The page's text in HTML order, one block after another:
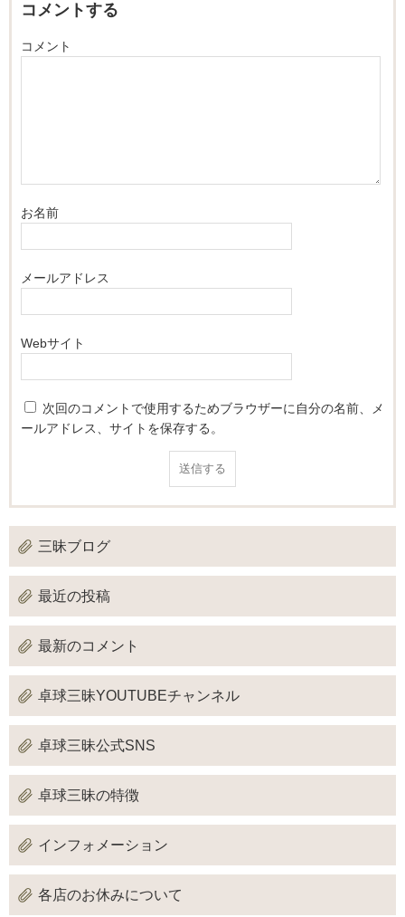
コメントする
コメント
お名前
メールアドレス
Webサイト
次回のコメントで使用するためブラウザーに自分の名前、メ
ールアドレス、サイトを保存する。
三昧ブログ
最近の投稿
最新のコメント
卓球三昧YOUTUBEチャンネル
卓球三昧公式SNS
卓球三昧の特徴
インフォメーション
各店のお休みについて